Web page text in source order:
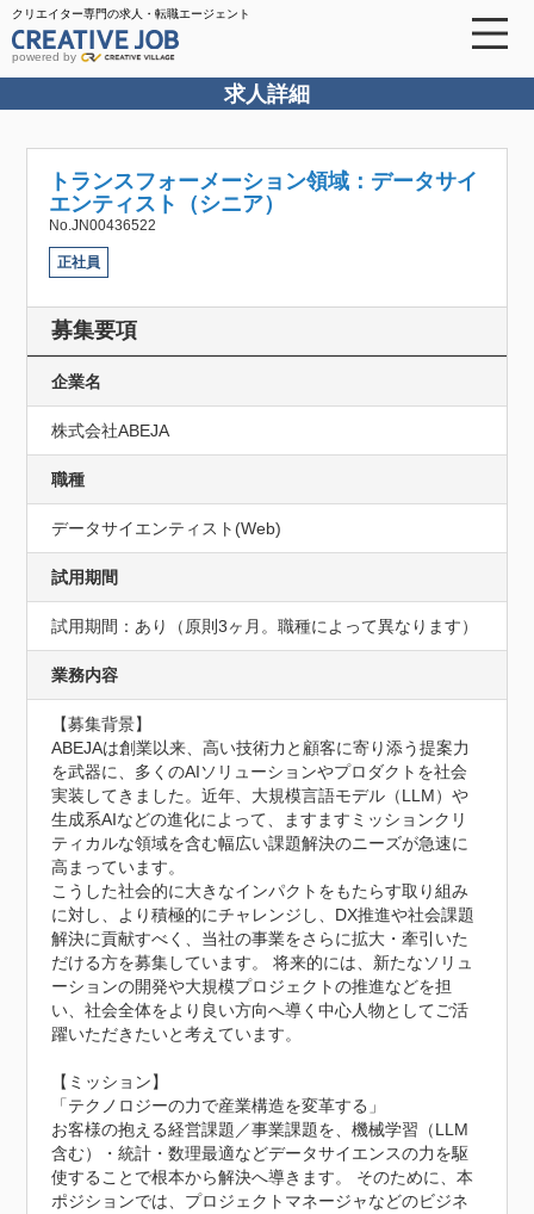
クリエイター専門の求人・転職エージェント
powered by
求人詳細
トランスフォーメーション領域：データサイ
エンティスト（シニア）
No.JN00436522
正社員
募集要項
企業名
株式会社ABEJA
職種
データサイエンティスト(Web)
試用期間
試用期間：あり（原則3ヶ月。職種によって異なります）
業務内容
【募集背景】
ABEJAは創業以来、高い技術力と顧客に寄り添う提案力
を武器に、多くのAIソリューションやプロダクトを社会
実装してきました。近年、大規模言語モデル（LLM）や
生成系AIなどの進化によって、ますますミッションクリ
ティカルな領域を含む幅広い課題解決のニーズが急速に
高まっています。
こうした社会的に大きなインパクトをもたらす取り組み
に対し、より積極的にチャレンジし、DX推進や社会課題
解決に貢献すべく、当社の事業をさらに拡大・牽引いた
だける方を募集しています。 将来的には、新たなソリュ
ーションの開発や大規模プロジェクトの推進などを担
い、社会全体をより良い方向へ導く中心人物としてご活
躍いただきたいと考えています。
【ミッション】
「テクノロジーの力で産業構造を変革する」
お客様の抱える経営課題／事業課題を、機械学習（LLM
含む）・統計・数理最適などデータサイエンスの力を駆
使することで根本から解決へ導きます。 そのために、本
ポジションでは、プロジェクトマネージャなどのビジネ